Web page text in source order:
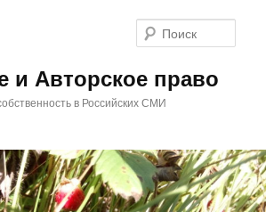
и Авторское право
в Российских СМИ